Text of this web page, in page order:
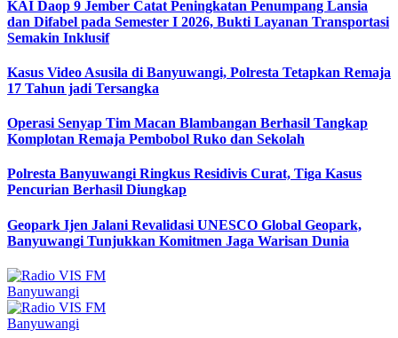
KAI Daop 9 Jember Catat Peningkatan Penumpang Lansia
dan Difabel pada Semester I 2026, Bukti Layanan Transportasi
Semakin Inklusif
Kasus Video Asusila di Banyuwangi, Polresta Tetapkan Remaja
17 Tahun jadi Tersangka
Operasi Senyap Tim Macan Blambangan Berhasil Tangkap
Komplotan Remaja Pembobol Ruko dan Sekolah
Polresta Banyuwangi Ringkus Residivis Curat, Tiga Kasus
Pencurian Berhasil Diungkap
Geopark Ijen Jalani Revalidasi UNESCO Global Geopark,
Banyuwangi Tunjukkan Komitmen Jaga Warisan Dunia